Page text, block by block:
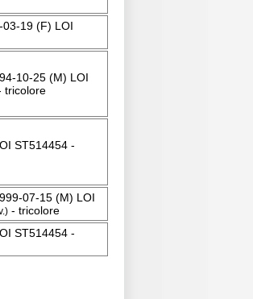
03-19 (F) LOI
10-25 (M) LOI
tricolore
ST514454 -
07-15 (M) LOI
- tricolore
ST514454 -